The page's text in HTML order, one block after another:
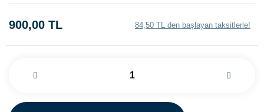
900,00 TL 84,50 TL den başlayan taksitlerle!